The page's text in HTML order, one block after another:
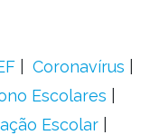
Coronavírus
Escolares
Escolar